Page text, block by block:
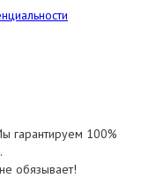
гарантируем 100%
обязывает!